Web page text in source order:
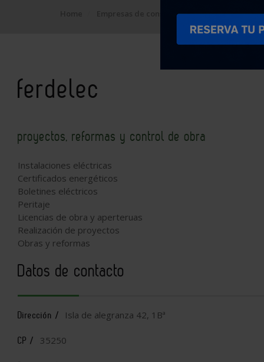
Empresas de construcción ferdelec
ferdelec
proyectos, reformas y control de obra
Instalaciones eléctricas
Certificados energéticos
Boletines eléctricos
Peritaje
Licencias de obra y aperteruas
Realización de proyectos
Obras y reformas
Datos de contacto
Dirección / Isla de alegranza 42, 1Bª
CP / 35250